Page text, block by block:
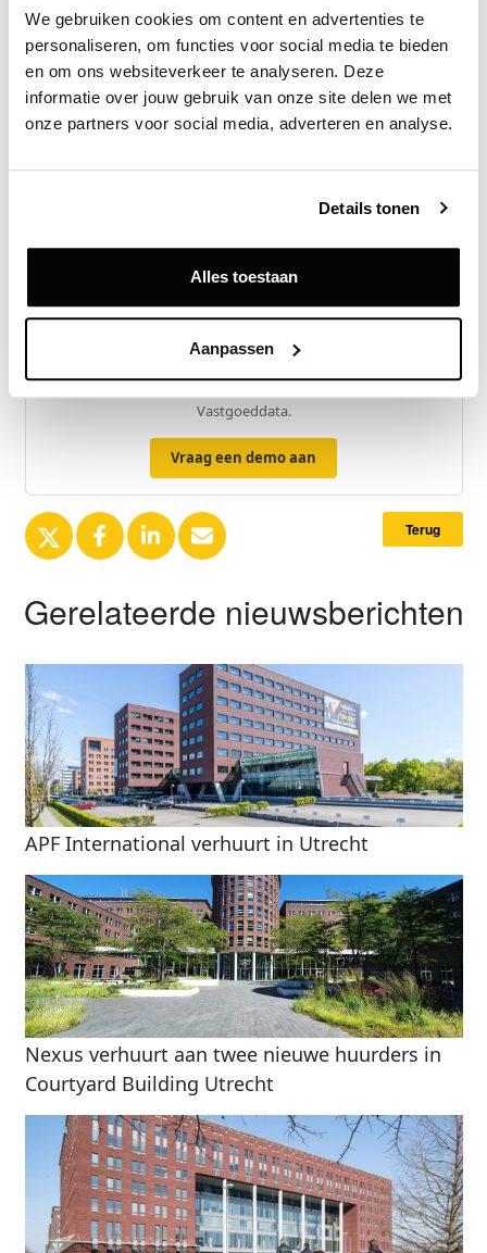
We gebruiken cookies om content en advertenties te
personaliseren, om functies voor social media te bieden
en om ons websiteverkeer te analyseren. Deze
informatie over jouw gebruik van onze site delen we met
onze partners voor social media, adverteren en analyse.
Details tonen
Alles toestaan
Aanpassen
isolatiewaarde die vergelijkbaar is met HR+++-glas.
Ook de technische infrastructuur van het pand is
volledig vernieuwd.
Newomij werd bij de verhuur begeleid door Ans de
Exclusief voor licentiehouders
Vastgoeddata.
Vraag een demo aan
Terug
Gerelateerde nieuwsberichten
APF International verhuurt in Utrecht
Nexus verhuurt aan twee nieuwe huurders in
Courtyard Building Utrecht